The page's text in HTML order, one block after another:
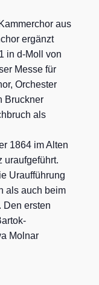
aus
ergänzt
in d-Moll von
Messe für
Orchester
Bruckner
als
1864 im Alten
uraufgeführt.
Uraufführung
als auch beim
Den ersten
Molnar